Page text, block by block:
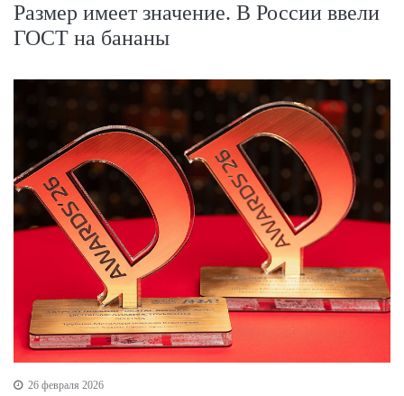
Размер имеет значение. В России ввели
ГОСТ на бананы
26 февраля 2026